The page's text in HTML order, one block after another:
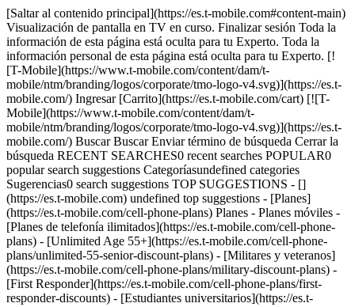
[Saltar al contenido principal](https://es.t-mobile.com#content-main)
Visualización de pantalla en TV en curso. Finalizar sesión Toda la
información de esta página está oculta para tu Experto. Toda la
información personal de esta página está oculta para tu Experto. [!
[T-Mobile](https://www.t-mobile.com/content/dam/t-
mobile/ntm/branding/logos/corporate/tmo-logo-v4.svg)](https://es.t-
mobile.com/) Ingresar [Carrito](https://es.t-mobile.com/cart) [![T-
Mobile](https://www.t-mobile.com/content/dam/t-
mobile/ntm/branding/logos/corporate/tmo-logo-v4.svg)](https://es.t-
mobile.com/) Buscar Buscar Enviar término de búsqueda Cerrar la
búsqueda RECENT SEARCHES0 recent searches POPULAR0
popular search suggestions Categoríasundefined categories
Sugerencias0 search suggestions TOP SUGGESTIONS - []
(https://es.t-mobile.com) undefined top suggestions - [Planes]
(https://es.t-mobile.com/cell-phone-plans) Planes - Planes móviles -
[Planes de telefonía ilimitados](https://es.t-mobile.com/cell-phone-
plans) - [Unlimited Age 55+](https://es.t-mobile.com/cell-phone-
plans/unlimited-55-senior-discount-plans) - [Militares y veteranos]
(https://es.t-mobile.com/cell-phone-plans/military-discount-plans) -
[First Responder](https://es.t-mobile.com/cell-phone-plans/first-
responder-discounts) - [Estudiantes universitarios](https://es.t-